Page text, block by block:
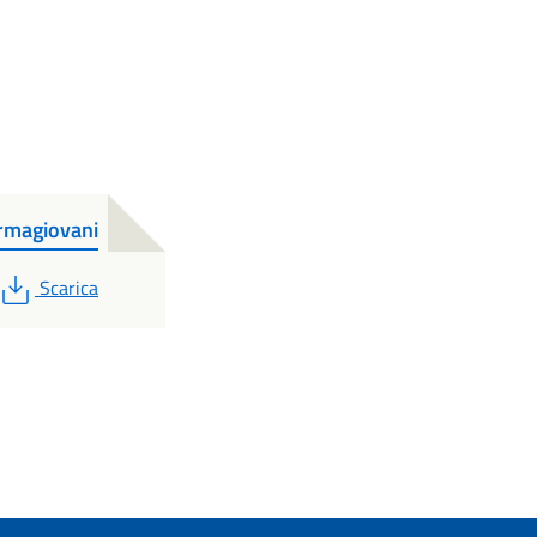
PDF
Scarica